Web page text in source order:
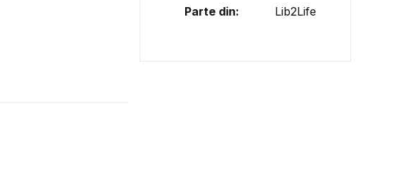
Parte din: Lib2Life